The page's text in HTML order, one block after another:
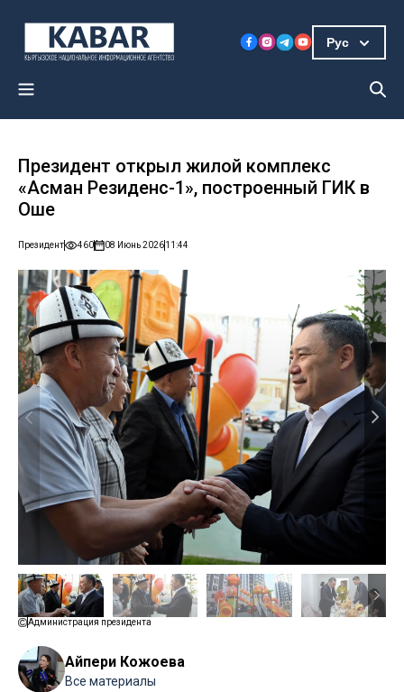
Рус
Президент открыл жилой комплекс
«Асман Резиденс-1», построенный ГИК в
Оше
Президент 460 08 Июнь 202611:44
Администрация президента
Айпери Кожоева
Все материалы